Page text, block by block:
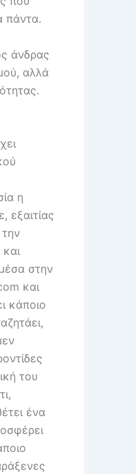
πάντα.
άνδρας
αλλά
η
εξαιτίας
στην
και
κάποιο
του
ένα